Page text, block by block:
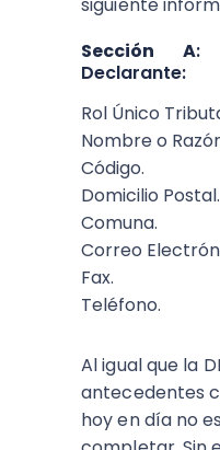
Sección A:
Declarante:
Rol Único
Nombre o
Código.
Domicilio Postal.
Comuna.
Correo
Fax.
Teléfono.
Al igual que la
antecedentes
hoy en día no